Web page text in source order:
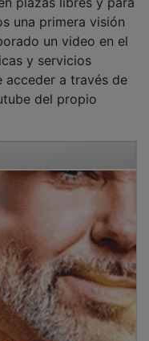
una primera visión
un video en el
y servicios
a través de
del propio